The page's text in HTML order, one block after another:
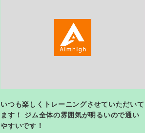
いつも楽しくトレーニングさせていただいて
ます！ ジム全体の雰囲気が明るいので通い
やすいです！